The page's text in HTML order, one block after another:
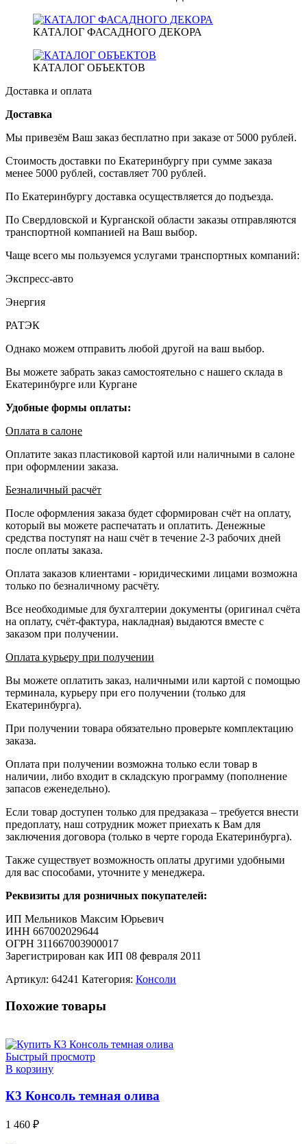
КАТАЛОГ ФАСАДНОГО ДЕКОРА
КАТАЛОГ ОБЪЕКТОВ
Доставка и оплата
Доставка
Мы привезём Ваш заказ бесплатно при заказе от 5000 рублей.
Стоимость доставки по Екатеринбургу при сумме заказа
менее 5000 рублей, составляет 700 рублей.
По Екатеринбургу доставка осуществляется до подъезда.
По Свердловской и Курганской области заказы отправляются
транспортной компанией на Ваш выбор.
Чаще всего мы пользуемся услугами транспортных компаний:
Экспресс-авто
Энергия
РАТЭК
Однако можем отправить любой другой на ваш выбор.
Вы можете забрать заказ самостоятельно с нашего склада в
Екатеринбурге или Кургане
Удобные формы оплаты:
Оплата в салоне
Оплатите заказ пластиковой картой или наличными в салоне
при оформлении заказа.
Безналичный расчёт
После оформления заказа будет сформирован счёт на оплату,
который вы можете распечатать и оплатить. Денежные
средства поступят на наш счёт в течение 2-3 рабочих дней
после оплаты заказа.
Оплата заказов клиентами - юридическими лицами возможна
только по безналичному расчёту.
Все необходимые для бухгалтерии документы (оригинал счёта
на оплату, счёт-фактура, накладная) выдаются вместе с
заказом при получении.
Оплата курьеру при получении
Вы можете оплатить заказ, наличными или картой с помощью
терминала, курьеру при его получении (только для
Екатеринбурга).
При получении товара обязательно проверьте комплектацию
заказа.
Оплата при получении возможна только если товар в
наличии, либо входит в складскую программу (пополнение
запасов еженедельно).
Если товар доступен только для предзаказа – требуется внести
предоплату, наш сотрудник может приехать к Вам для
заключения договора (только в черте города Екатеринбурга).
Также существует возможность оплаты другими удобными
для вас способами, уточните у менеджера.
Реквизиты для розничных покупателей:
ИП Мельников Максим Юрьевич
ИНН 667002029644
ОГРН 311667003900017
Зарегистрирован как ИП 08 февраля 2011
Артикул: 64241 Категория: Консоли
Похожие товары
Быстрый просмотр
В корзину
К3 Консоль темная олива
1 460 ₽